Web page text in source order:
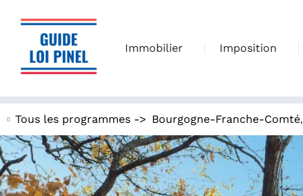
Immobilier Imposition
Tous les programmes -> Bourgogne-Franche-Comté,